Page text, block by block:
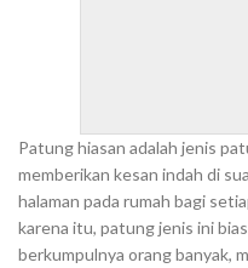
Patung hiasan adalah jenis
memberikan kesan indah di
halaman pada rumah bagi
karena itu, patung jenis ini
berkumpulnya orang banyak,